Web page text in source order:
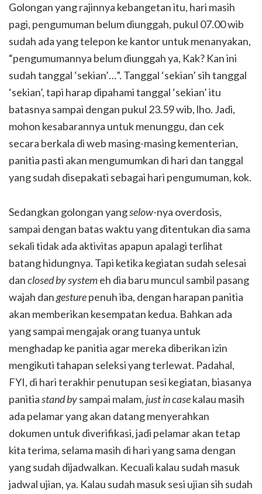
Golongan yang rajinnya kebangetan itu, hari masih
pagi, pengumuman belum diunggah, pukul 07.00 wib
sudah ada yang telepon ke kantor untuk menanyakan,
“pengumumannya belum diunggah ya, Kak? Kan ini
sudah tanggal ‘sekian’…”. Tanggal ‘sekian’ sih tanggal
‘sekian’, tapi harap dipahami tanggal ‘sekian’ itu
batasnya sampai dengan pukul 23.59 wib, lho. Jadi,
mohon kesabarannya untuk menunggu, dan cek
secara berkala di web masing-masing kementerian,
panitia pasti akan mengumumkan di hari dan tanggal
yang sudah disepakati sebagai hari pengumuman, kok.
Sedangkan golongan yangselow-nya overdosis,
sampai dengan batas waktu yang ditentukan dia sama
sekali tidak ada aktivitas apapun apalagi terlihat
batang hidungnya. Tapi ketika kegiatan sudah selesai
danclosed by systemeh dia baru muncul sambil pasang
wajah dangesturepenuh iba, dengan harapan panitia
akan memberikan kesempatan kedua. Bahkan ada
yang sampai mengajak orang tuanya untuk
menghadap ke panitia agar mereka diberikan izin
mengikuti tahapan seleksi yang terlewat. Padahal,
FYI, di hari terakhir penutupan sesi kegiatan, biasanya
panitiastand bysampai malam, just in casekalau masih
ada pelamar yang akan datang menyerahkan
dokumen untuk diverifikasi, jadi pelamar akan tetap
kita terima, selama masih di hari yang sama dengan
yang sudah dijadwalkan. Kecuali kalau sudah masuk
jadwal ujian, ya. Kalau sudah masuk sesi ujian sih sudah